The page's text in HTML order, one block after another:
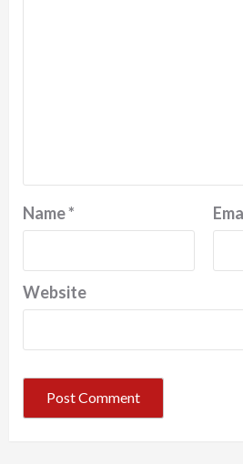
Name*
Website